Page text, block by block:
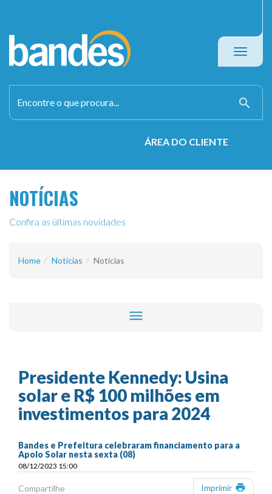
search
ÁREA DO CLIENTE
Toggle
NOTÍCIAS
Confira as últimas novidades
Home Notícias Notícias
menu
Presidente Kennedy: Usina
solar e R$ 100 milhões em
investimentos para 2024
Bandes e Prefeitura celebraram financiamento para a
Apolo Solar nesta sexta (08)
08/12/2023 15:00
Compartilhe Imprimir print